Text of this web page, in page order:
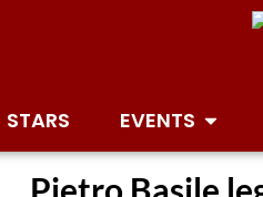
STARS EVENTS